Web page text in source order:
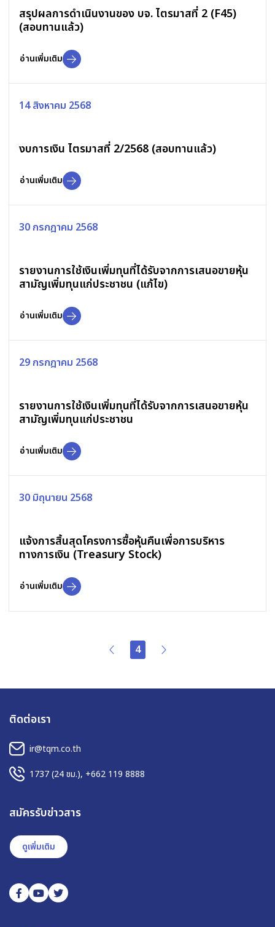
สรุปผลการดำเนินงานของ บจ. ไตรมาสที่ 2 (F45)
(สอบทานแล้ว)
อ่านเพิ่มเติม
14 สิงหาคม 2568
งบการเงิน ไตรมาสที่ 2/2568 (สอบทานแล้ว)
อ่านเพิ่มเติม
30 กรกฎาคม 2568
รายงานการใช้เงินเพิ่มทุนที่ได้รับจากการเสนอขายหุ้น
สามัญเพิ่มทุนแก่ประชาชน (แก้ไข)
อ่านเพิ่มเติม
29 กรกฎาคม 2568
รายงานการใช้เงินเพิ่มทุนที่ได้รับจากการเสนอขายหุ้น
สามัญเพิ่มทุนแก่ประชาชน
อ่านเพิ่มเติม
30 มิถุนายน 2568
แจ้งการสิ้นสุดโครงการซื้อหุ้นคืนเพื่อการบริหาร
ทางการเงิน (Treasury Stock)
อ่านเพิ่มเติม
4
ติดต่อเรา
ir@tqm.co.th
1737(24 ชม.), +662 119 8888
สมัครรับข่าวสาร
ดูเพิ่มเติม